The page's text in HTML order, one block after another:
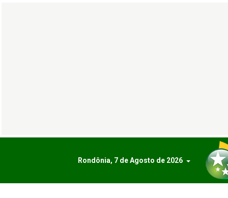
Rondônia, 7 de Agosto de 2026